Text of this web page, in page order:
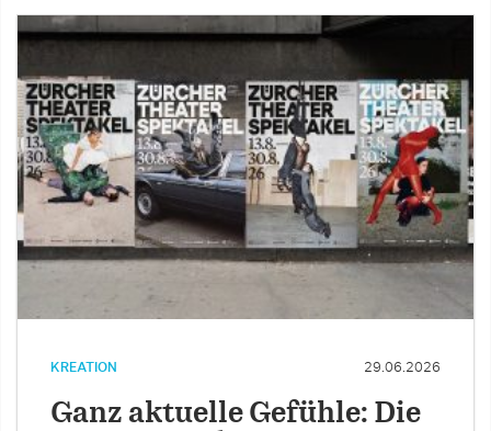
KREATION 29.06.2026
Ganz aktuelle Gefühle: Die